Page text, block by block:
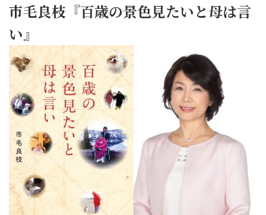
市毛良枝『百歳の景色見たいと母は言
い』